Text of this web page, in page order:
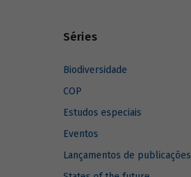
Séries
Biodiversidade
COP
Estudos especiais
Eventos
Lançamentos de publicações